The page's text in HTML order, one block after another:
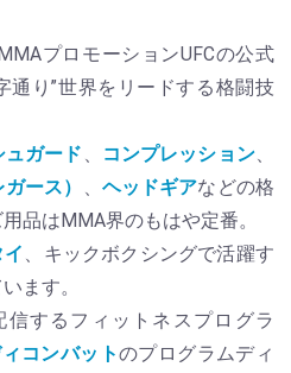
プロモーションUFCの公式
通り”世界をリードする格闘技
ュガード コンプレッション、
ース） ヘッドギアなどの格
品はMMA界のもはや定番。
、キックボクシングで活躍す
ます。
信するフィットネスプログラ
コンバットのプログラムディ